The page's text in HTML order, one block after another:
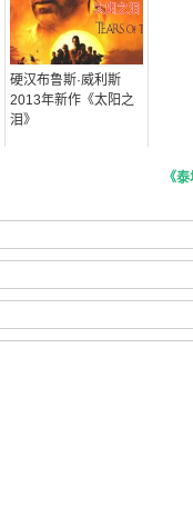
硬汉布鲁斯·威利斯
2013年新作《太阳之
泪》
《